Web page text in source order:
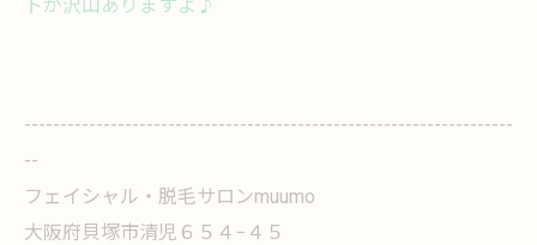
トが沢山ありますよ♪
--------------------------------------------------------------------
--
フェイシャル・脱毛サロンmuumo
大阪府貝塚市清児６５４−４５